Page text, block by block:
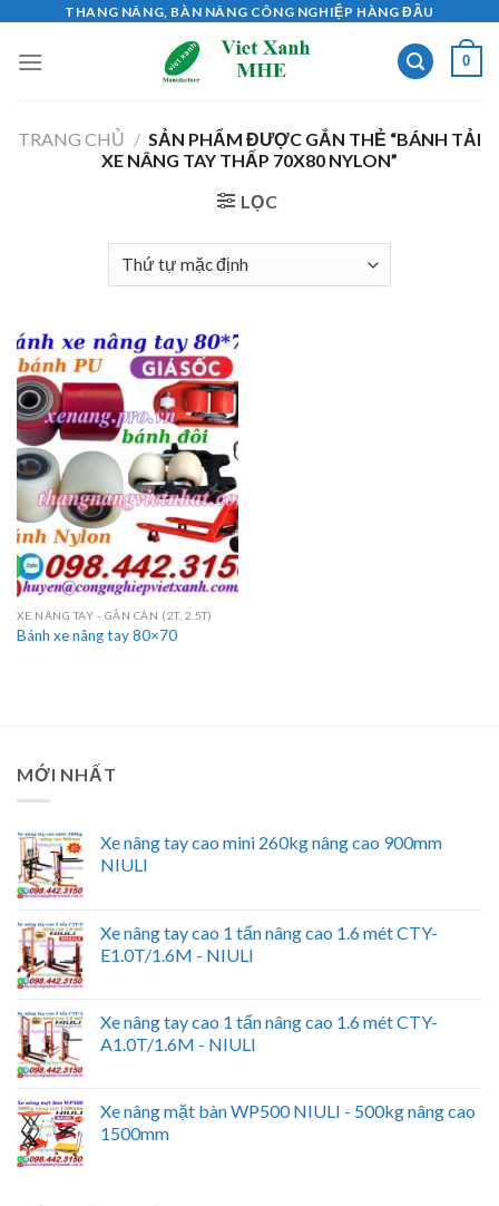
content
THANG NÂNG, BÀN NÂNG CÔNG NGHIỆP HÀNG ĐẦU
0
TRANG CHỦ / SẢN PHẨM ĐƯỢC GẮN THẺ “BÁNH TẢI
XE NÂNG TAY THẤP 70X80 NYLON”
LỌC
XE NÂNG TAY - GẮN CÂN (2T, 2.5T)
Bánh xe nâng tay 80×70
MỚI NHẤT
Xe nâng tay cao mini 260kg nâng cao 900mm
NIULI
Xe nâng tay cao 1 tấn nâng cao 1.6 mét CTY-
E1.0T/1.6M - NIULI
Xe nâng tay cao 1 tấn nâng cao 1.6 mét CTY-
A1.0T/1.6M - NIULI
Xe nâng mặt bàn WP500 NIULI - 500kg nâng cao
1500mm